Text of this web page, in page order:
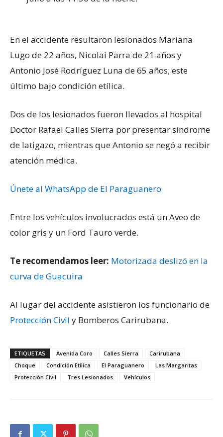
En el accidente resultaron lesionados Mariana
Lugo de 22 años, Nicolai Parra de 21 años y
Antonio José Rodríguez Luna de 65 años; este
último bajo condición etílica.
Dos de los lesionados fueron llevados al hospital
Doctor Rafael Calles Sierra por presentar síndrome
de latigazo, mientras que Antonio se negó a recibir
atención médica.
Únete al WhatsApp de El Paraguanero
Entre los vehículos involucrados está un Aveo de
color gris y un Ford Tauro verde.
Te recomendamos leer: Motorizada deslizó en la
curva de Guacuira
Al lugar del accidente asistieron los funcionario de
Protección Civil y Bomberos Carirubana.
ETIQUETAS Avenida Coro Calles Sierra
Carirubana
Choque
Condición Etílica El Paraguanero
Las Margaritas
Protección Civil
Tres Lesionados Vehículos